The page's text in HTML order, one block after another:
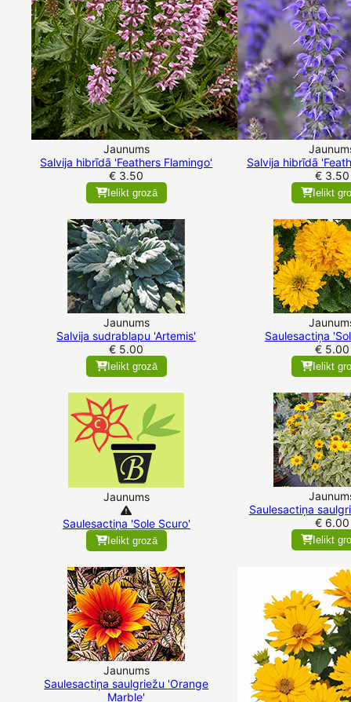
Jaunums
Salvija hibrīdā 'Feathers Flamingo'
€ 3.50
Ielikt grozā
Salvija hibrīdā
€ 3.50
Ielikt
Jaunums
Salvija sudrablapu 'Artemis'
€ 5.00
Ielikt grozā
Saulesactiņa
€ 5.00
Ielikt
Jaunums
Saulesactiņa 'Sole Scuro'
Ielikt grozā
Saulesactiņa
€ 6.00
Ielikt
Jaunums
Saulesactiņa saulgriežu 'Orange
Marble'